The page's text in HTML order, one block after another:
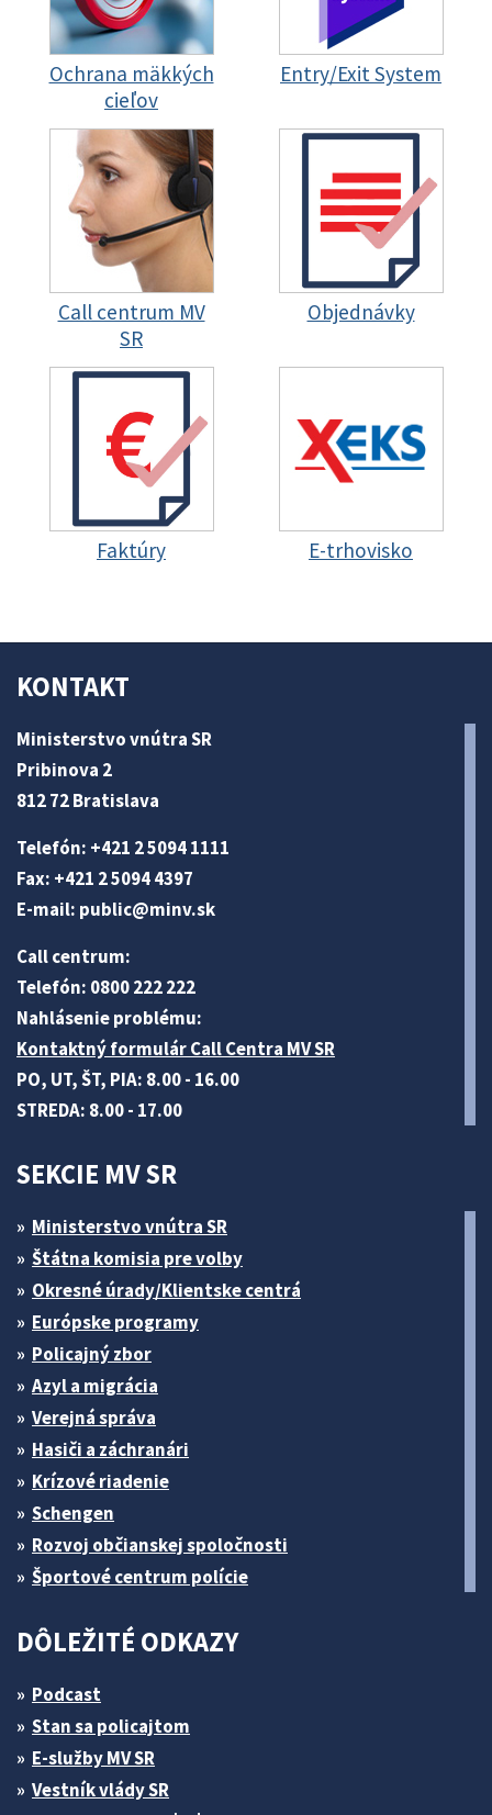
Ochrana mäkkých
cieľov
Entry/Exit System
Call centrum MV
SR
Objednávky
Faktúry E-trhovisko
KONTAKT
Ministerstvo vnútra SR
Pribinova 2
812 72 Bratislava
Telefón: +421 2 5094 1111
Fax: +421 2 5094 4397
E-mail: public@minv.sk
Call centrum:
Telefón: 0800 222 222
Nahlásenie problému:
Kontaktný formulár Call Centra MV SR
PO, UT, ŠT, PIA: 8.00 - 16.00
STREDA: 8.00 - 17.00
SEKCIE MV SR
Ministerstvo vnútra SR
Štátna komisia pre volby
Okresné úrady/Klientske centrá
Európske programy
Policajný zbor
Azyl a migrácia
Verejná správa
Hasiči a záchranári
Krízové riadenie
Schengen
Rozvoj občianskej spoločnosti
Športové centrum polície
DÔLEŽITÉ ODKAZY
Podcast
Stan sa policajtom
E-služby MV SR
Vestník vlády SR